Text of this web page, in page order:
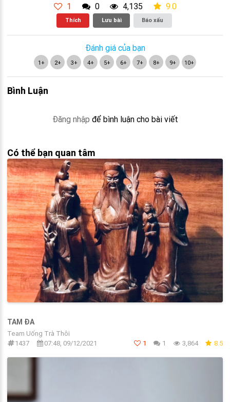
1 0 4,135 9.0
Thích Lưu bài Báo xấu
Đánh giá của bạn
1+ 2+ 3+ 4+ 5+ 6+ 7+ 8+ 9+ 10+
Bình Luận
Đăng nhập để bình luận cho bài viết
Có thể bạn quan tâm
TAM ĐA
Team Uống Trà Thôi
1437
07:48, 09/12/2021 1 1 3,864 8.5